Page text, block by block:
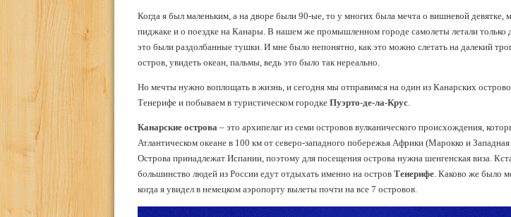
Когда я был маленьким, а на дворе были 90-ые, то у многих была мечта о вишневой девятке,
пиджаке и о поездке на Канары. В нашем же промышленном городе самолеты летали
это были раздолбанные тушки. И мне было непонятно, как это можно слетать на далекий
остров, увидеть океан, пальмы, ведь это было так нереально.
Но мечты нужно воплощать в жизнь, и сегодня мы отправимся на один из Канарских
Тенерифе и побываем в туристическом городке Пуэрто-де-ла-Крус.
Канарские острова – это архипелаг из семи островов вулканического происхождения,
Атлантическом океане в 100 км от северо-западного побережья Африки (Марокко и Западная
Острова принадлежат Испании, поэтому для посещения острова нужна шенгенская виза.
большинство людей из России едут отдыхать именно на остров Тенерифе. Каково же было
когда я увидел в немецком аэропорту вылеты почти на все 7 островов.